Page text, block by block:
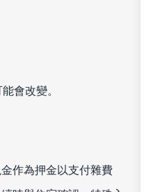
會改變。
作為押金以支付雜費